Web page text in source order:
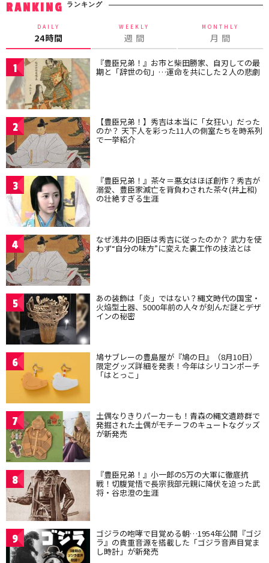
RANKING ランキング
DAILY
24時間
WEEKLY
週 間
MONTHLY
月 間
1 『豊臣兄弟！』お市と柴田勝家、自刃しての最
期と「辞世の句」…運命を共にした２人の悲劇
2 【豊臣兄弟！】秀吉は本当に「女狂い」だった
のか？ 天下人を彩った11人の側室たちを時系列
で一挙紹介
3 『豊臣兄弟！』茶々＝悪女はほぼ創作？秀吉が
溺愛、豊臣家滅亡を背負わされた茶々(井上和)
の壮絶すぎる生涯
4 なぜ浅井の旧臣は秀吉に従ったのか？ 武力を使
わず“自分の味方”に変えた裏工作の技法とは
5 あの装飾は「炎」ではない？縄文時代の国宝・
火焔型土器、5000年前の人々が刻んだ謎とデザ
インの秘密
6 鳩サブレーの豊島屋が『鳩の日』（8月10日）
限定グッズ詳細を発表！今年はシリコンポーチ
「はとっこ」
7 土偶なりきりパーカーも！青森の縄文遺跡群で
発掘された土偶がモチーフのキュートなグッズ
が新発売
8 『豊臣兄弟！』小一郎の5万の大軍に徹底抗
戦！切腹覚悟で長宗我部元親に降伏を迫った武
将・谷忠澄の生涯
9 ゴジラの咆哮で目覚める朝…1954年公開『ゴジ
ラ』の貴重音源を搭載した「ゴジラ音声目覚ま
し時計」が新発売